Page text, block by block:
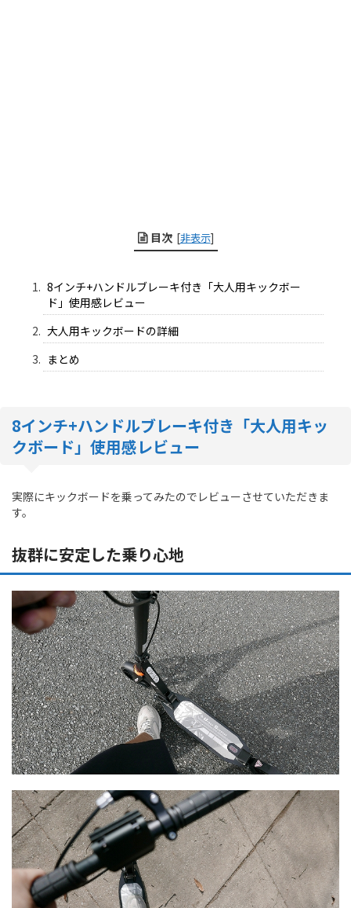
目次 [非表示]
8インチ+ハンドルブレーキ付き「大人用キックボー
ド」使用感レビュー
大人用キックボードの詳細
まとめ
8インチ+ハンドルブレーキ付き「大人用キッ
クボード」使用感レビュー
実際にキックボードを乗ってみたのでレビューさせていただきま
す。
抜群に安定した乗り心地